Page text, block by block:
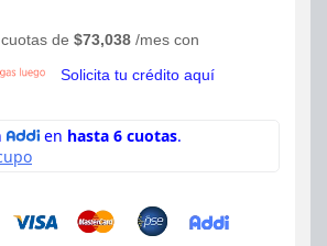
cuotas de $73,038 /mes con
Solicita tu crédito aquí